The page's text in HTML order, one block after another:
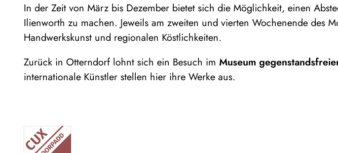
In der Zeit von März bis Dezember bietet sich die Möglichkeit, einen
Ilienworth zu machen. Jeweils am zweiten und vierten Wochenende des
Handwerkskunst und regionalen Köstlichkeiten.
Zurück in Otterndorf lohnt sich ein Besuch im Museum
internationale Künstler stellen hier ihre Werke aus.